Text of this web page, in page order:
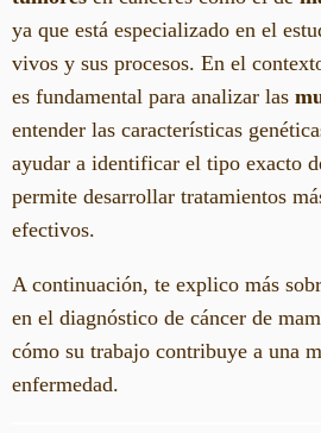
ya que está especializado en el
vivos y sus procesos. En el
es fundamental para analizar las
entender las características
ayudar a identificar el tipo exacto
permite desarrollar tratamientos
efectivos.
A continuación, te explico más
en el diagnóstico de cáncer de
cómo su trabajo contribuye a una
enfermedad.